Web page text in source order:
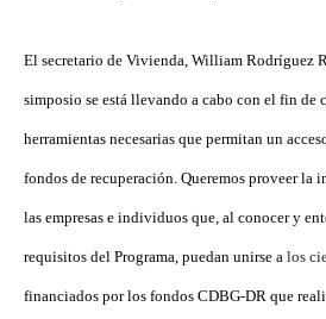
El secretario de Vivienda, William Rodríguez
simposio se está llevando a cabo con el fin de
herramientas necesarias que permitan un
fondos de recuperación. Queremos proveer la
las empresas e individuos que, al conocer y
requisitos del Programa, puedan unirse a los
financiados por los fondos CDBG-DR que